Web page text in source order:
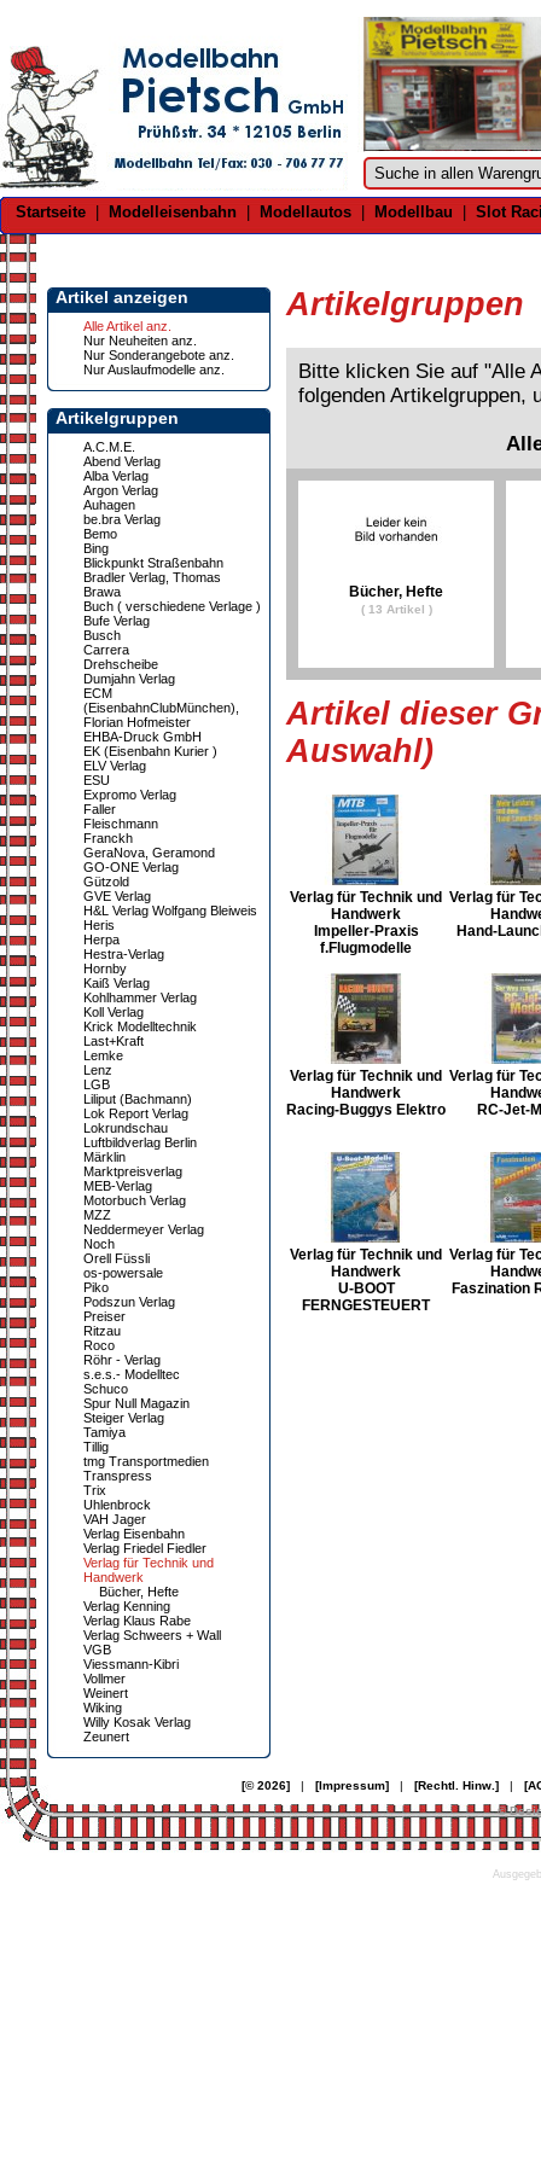
Startseite Modelleisenbahn Modellautos Modellbau Slot
Artikel anzeigen
Alle Artikel anz.
Nur Neuheiten anz.
Nur Sonderangebote anz.
Nur Auslaufmodelle anz.
Artikelgruppen
A.C.M.E.
Abend Verlag
Alba Verlag
Argon Verlag
Auhagen
be.bra Verlag
Bemo
Bing
Blickpunkt Straßenbahn
Bradler Verlag, Thomas
Brawa
Buch ( verschiedene Verlage )
Bufe Verlag
Busch
Carrera
Drehscheibe
Dumjahn Verlag
ECM
(EisenbahnClubMünchen),
Florian Hofmeister
EHBA-Druck GmbH
EK (Eisenbahn Kurier )
ELV Verlag
ESU
Expromo Verlag
Faller
Fleischmann
Franckh
GeraNova, Geramond
GO-ONE Verlag
Gützold
GVE Verlag
H&L Verlag Wolfgang Bleiweis
Heris
Herpa
Hestra-Verlag
Hornby
Kaiß Verlag
Kohlhammer Verlag
Koll Verlag
Krick Modelltechnik
Last+Kraft
Lemke
Lenz
LGB
Liliput (Bachmann)
Lok Report Verlag
Lokrundschau
Luftbildverlag Berlin
Märklin
Marktpreisverlag
MEB-Verlag
Motorbuch Verlag
MZZ
Neddermeyer Verlag
Noch
Orell Füssli
os-powersale
Piko
Podszun Verlag
Preiser
Ritzau
Roco
Röhr - Verlag
s.e.s.- Modelltec
Schuco
Spur Null Magazin
Steiger Verlag
Tamiya
Tillig
tmg Transportmedien
Transpress
Trix
Uhlenbrock
VAH Jager
Verlag Eisenbahn
Verlag Friedel Fiedler
Verlag für Technik und
Handwerk
Bücher, Hefte
Verlag Kenning
Verlag Klaus Rabe
Verlag Schweers + Wall
VGB
Viessmann-Kibri
Vollmer
Weinert
Wiking
Willy Kosak Verlag
Zeunert
Artikelgruppen
Bitte klicken Sie auf "Alle
folgenden Artikelgruppen,
Bücher, Hefte
( 13 Artikel )
Artikel dieser
Auswahl)
Verlag für Technik und
Handwerk
Impeller-Praxis
f.Flugmodelle
Verlag für
Hand-
Verlag für Technik und
Handwerk
Racing-Buggys Elektro
Verlag für
RC-Jet-
Verlag für Technik und
Handwerk
U-BOOT
FERNGESTEUERT
Verlag für
Faszination
[© 2026]| [Impressum]| [Rechtl. Hinw.]|
©